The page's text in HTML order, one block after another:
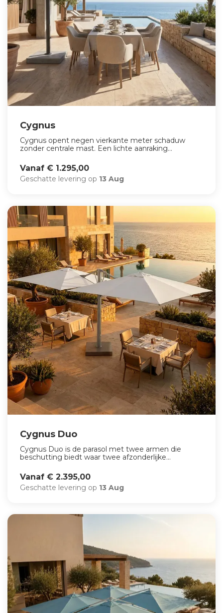
Cygnus
Cygnus opent negen vierkante meter schaduw
zonder centrale mast. Een lichte aanraking...
Vanaf € 1.295,00
Geschatte levering op 13 Aug
Cygnus Duo
Cygnus Duo is de parasol met twee armen die
beschutting biedt waar twee afzonderlijke...
Vanaf € 2.395,00
Geschatte levering op 13 Aug